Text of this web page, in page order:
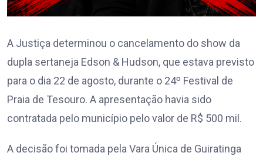
A Justiça determinou o cancelamento do show da
dupla sertaneja Edson & Hudson, que estava previsto
para o dia 22 de agosto, durante o 24º Festival de
Praia de Tesouro. A apresentação havia sido
contratada pelo município pelo valor de R$ 500 mil.
A decisão foi tomada pela Vara Única de Guiratinga